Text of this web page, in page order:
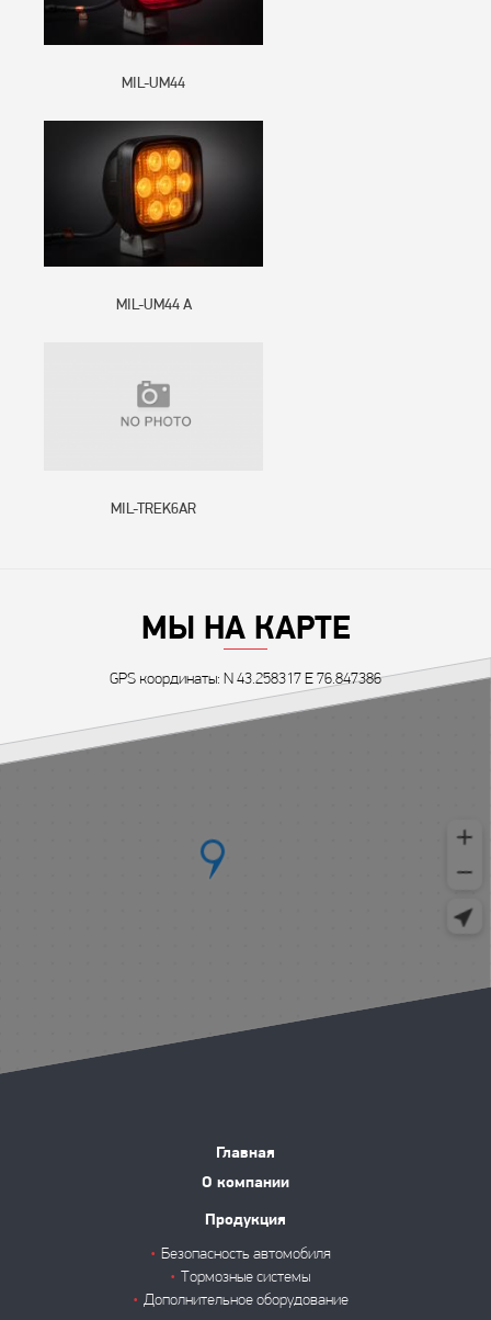
MIL-UM44
MIL-UM44 А
MIL-TREK6AR
МЫ НА КАРТЕ
GPS координаты: N 43.258317 E 76.847386
Главная
О компании
Продукция
Безопасность автомобиля
Тормозные системы
Дополнительное оборудование